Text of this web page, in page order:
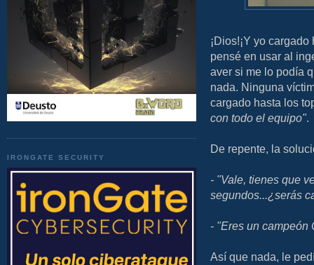
IRONGATE SECURITY
¡Dios!¡Y yo
pensé en usar al
aver si me lo podía
nada. Ninguna
cargado hasta los
con todo el equipo".
De repente, la
- "Vale, tienes que
segundos...¿serás
- "Eres un campeón
Así que nada, le